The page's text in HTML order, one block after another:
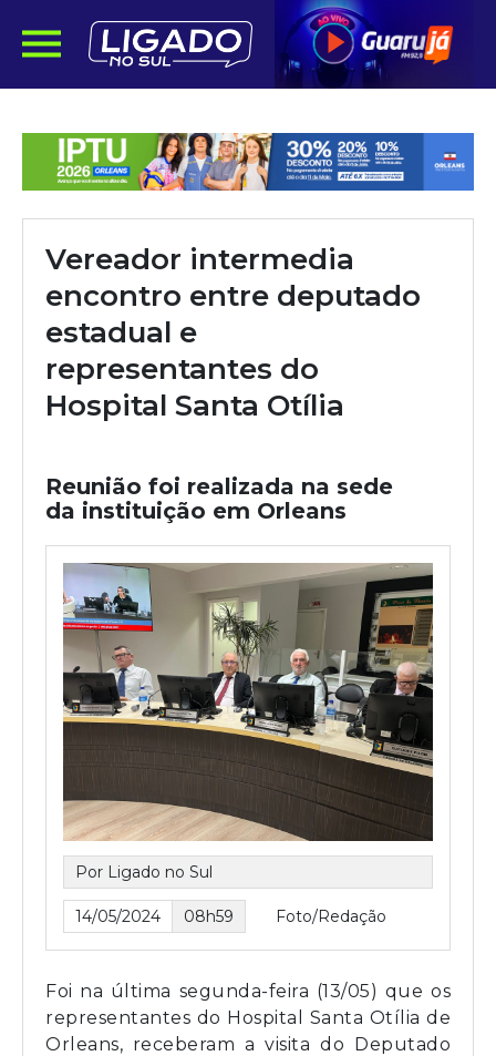
Vereador intermedia
encontro entre deputado
estadual e
representantes do
Hospital Santa Otília
Reunião foi realizada na sede
da instituição em Orleans
Por Ligado no Sul
14/05/2024 08h59 Foto/Redação
Foi na última segunda-feira (13/05) que os
representantes do Hospital Santa Otília de
Orleans, receberam a visita do Deputado